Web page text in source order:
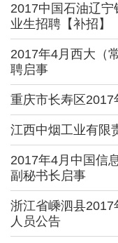
2017中国石油辽
业生招聘【补招】
2017年4月西大（
聘启事
重庆市长寿区
江西中烟工业有限
2017年4月中国信
副秘书长启事
浙江省嵊泗县
人员公告